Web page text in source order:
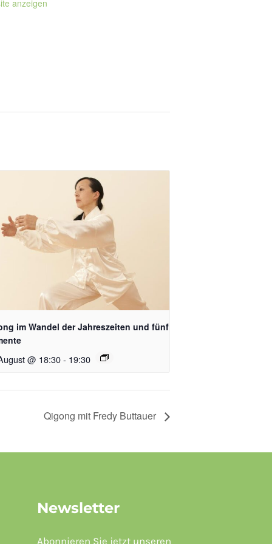
anzeigen
im Wandel der Jahreszeiten und fünf
@ 18:30- 19:30
Qigong mit Fredy Buttauer
Newsletter
Abonnieren Sie jetzt unseren